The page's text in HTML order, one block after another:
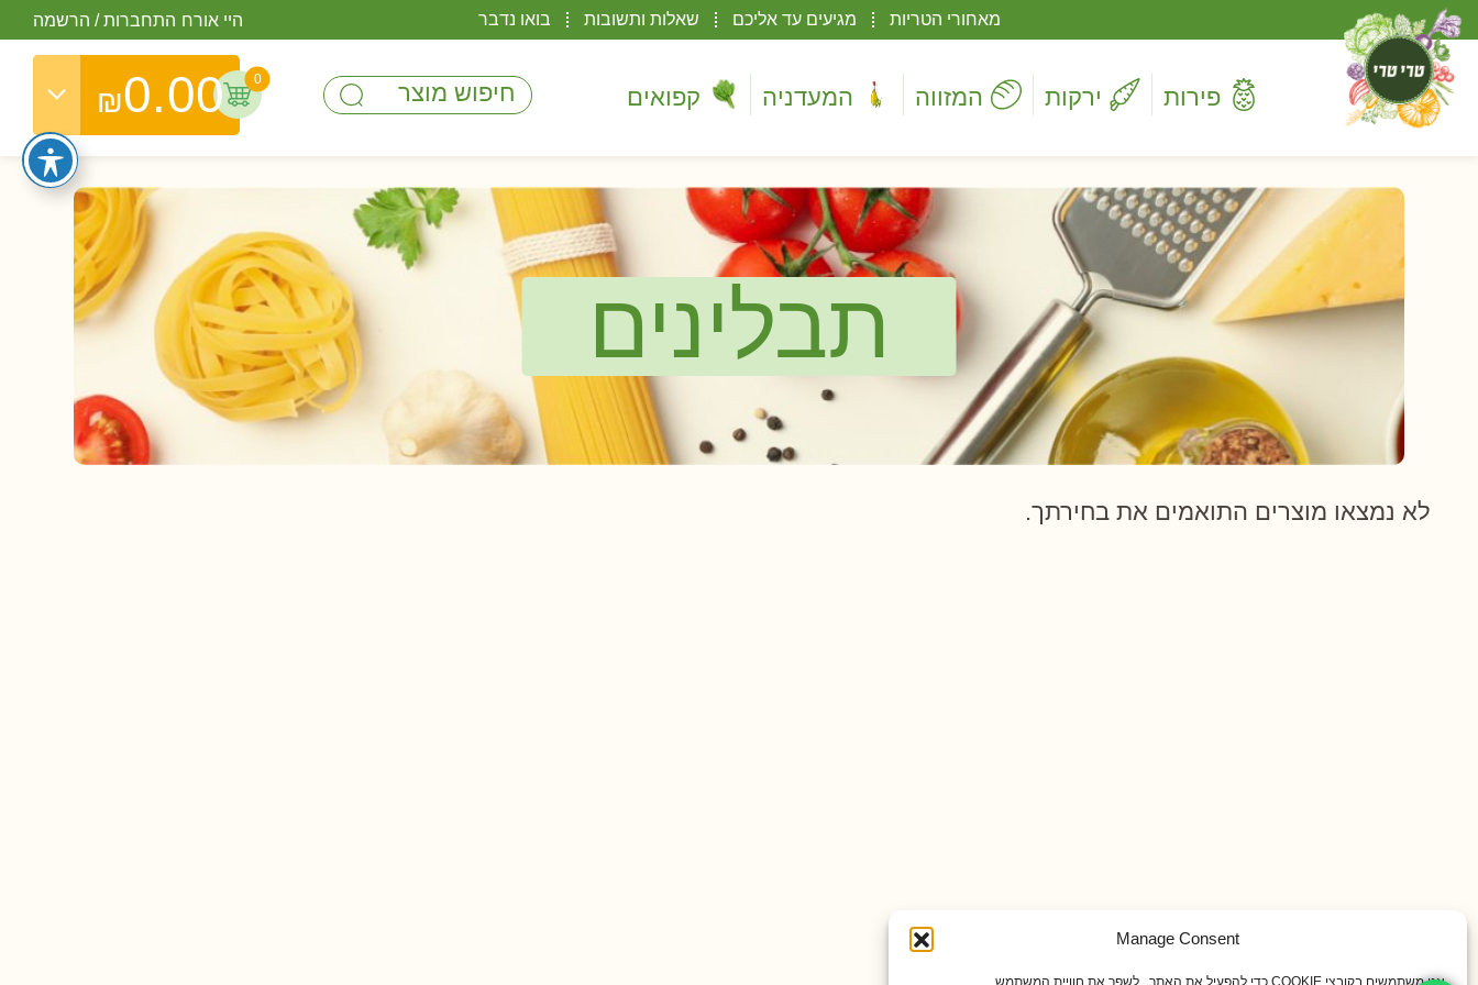
Manage Consent
אנו משתמשים בקובצי COOKIE כדי להפעיל את האתר , לשפר את חוויית המשתמש
מאחורי הטריות מגיעים עד אליכם שאלות ותשובות בואו נדבר היי אורח התחברות/ הרשמה
פירות ירקות המזווה המעדניה קפואים
0
₪0.00
תבלינים
לא נמצאו מוצרים התואמים את בחירתך.